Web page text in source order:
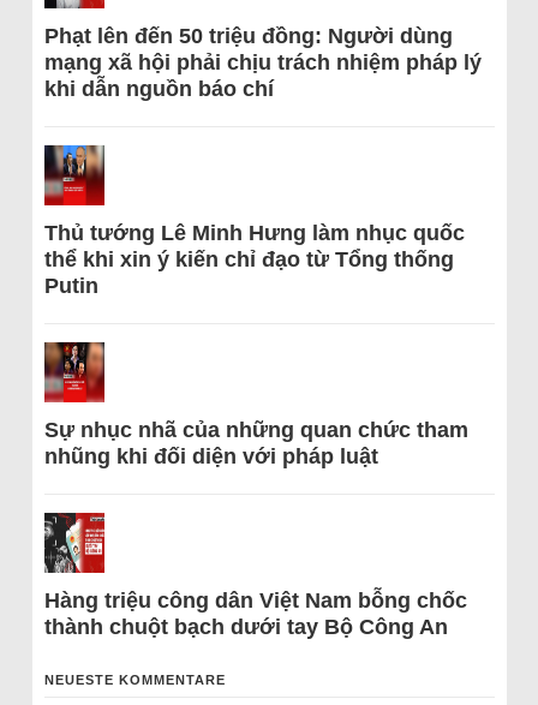
Phạt lên đến 50 triệu đồng: Người dùng
mạng xã hội phải chịu trách nhiệm pháp lý
khi dẫn nguồn báo chí
Thủ tướng Lê Minh Hưng làm nhục quốc
thể khi xin ý kiến chỉ đạo từ Tổng thống
Putin
Sự nhục nhã của những quan chức tham
nhũng khi đối diện với pháp luật
Hàng triệu công dân Việt Nam bỗng chốc
thành chuột bạch dưới tay Bộ Công An
NEUESTE KOMMENTARE